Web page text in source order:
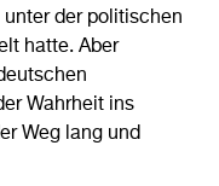
der politischen
hatte. Aber
Wahrheit ins
Weg lang und